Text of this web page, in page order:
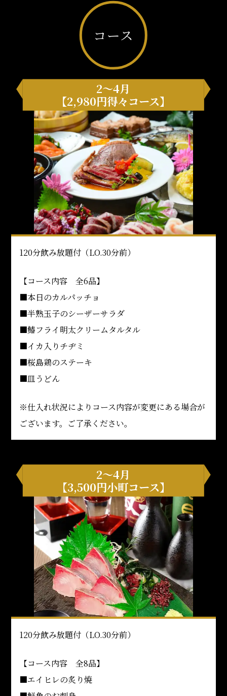
コース
2～4月
【2,980円得々コース】
120分飲み放題付（LO.30分前）
【コース内容 全6品】
■本日のカルパッチョ
■半熟玉子のシーザーサラダ
■鰆フライ明太クリームタルタル
■イカ入りチヂミ
■桜島鶏のステーキ
■皿うどん
※仕入れ状況によりコース内容が変更にある場合が
ございます。ご了承ください。
2～4月
【3,500円小町コース】
120分飲み放題付（LO.30分前）
【コース内容 全8品】
■エイヒレの炙り焼